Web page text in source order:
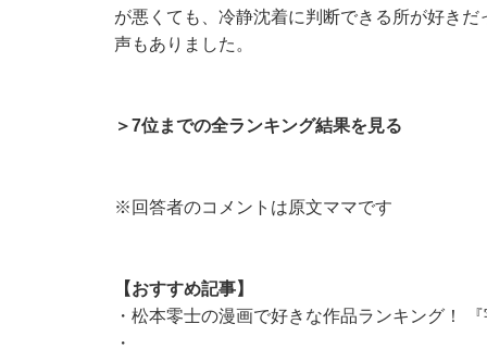
が悪くても、冷静沈着に判断できる所が好き
声もありました。
＞7位までの全ランキング結果を見る
※回答者のコメントは原文ママです
【おすすめ記事】
・ 松本零士の漫画で好きな作品ランキング！
・